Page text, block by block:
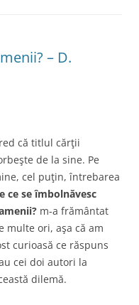
– D.
că titlul cărţii
de la sine. Pe
cel puţin, întrebarea
ce se îmbolnăvesc
m-a frământat
multe ori, aşa că am
curioasă ce răspuns
cei doi autori la
dilemă.